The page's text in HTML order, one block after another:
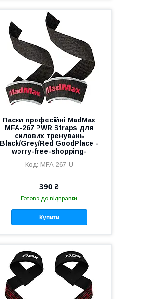
Паски професійні MadMax
MFA-267 PWR Straps для
силових тренувань
Black/Grey/Red GoodPlace -
worry-free-shopping-
MFA-267-U
390 ₴
Готово до відправки
Купити